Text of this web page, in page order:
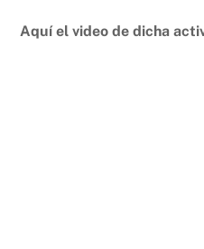
Aquí el video de dicha